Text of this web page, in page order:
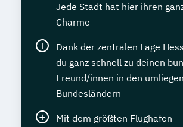
Jede Stadt hat hier ihren
Charme
Dank der zentralen Lage
du ganz schnell zu deinen
Freund/innen in den
Bundesländern
Mit dem größten Flughafen